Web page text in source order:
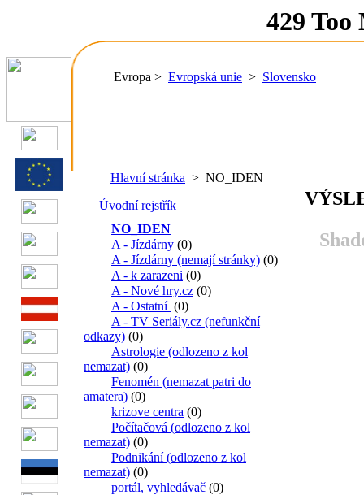
Evropa > Evropská unie > Slovensko
Hlavní stránka > NO_IDEN
Úvodní rejstřík
NO_IDEN
A - Jízdárny (0)
A - Jízdárny (nemají stránky) (0)
A - k zarazeni (0)
A - Nové hry.cz (0)
A - Ostatní (0)
A - TV Seriály.cz (nefunkční
odkazy) (0)
Astrologie (odlozeno z kol
nemazat) (0)
Fenomén (nemazat patri do
amatera) (0)
krizove centra (0)
Počítačová (odlozeno z kol
nemazat) (0)
Podnikání (odlozeno z kol
nemazat) (0)
portál, vyhledávač (0)